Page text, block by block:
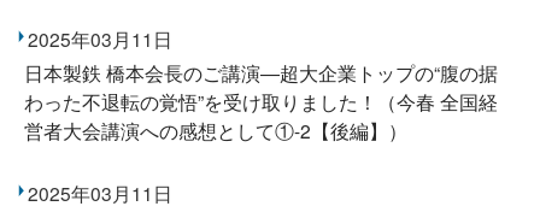
2025年03月11日
日本製鉄 橋本会長のご講演―超大企業トップの“腹の据
わった不退転の覚悟”を受け取りました！（今春 全国経
営者大会講演への感想として①-2【後編】）
2025年03月11日